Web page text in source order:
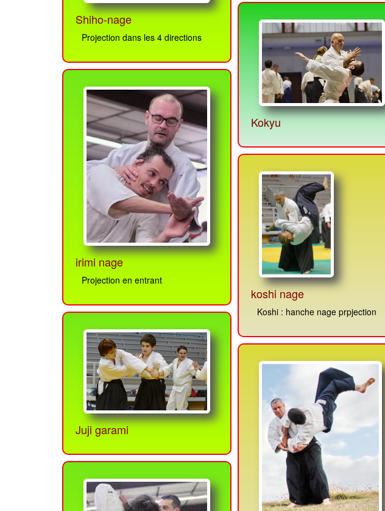
Shiho-nage
Projection dans les 4 directions
irimi nage
Projection en entrant
Juji garami
Kokyu
koshi nage
Koshi : hanche nage prpjection